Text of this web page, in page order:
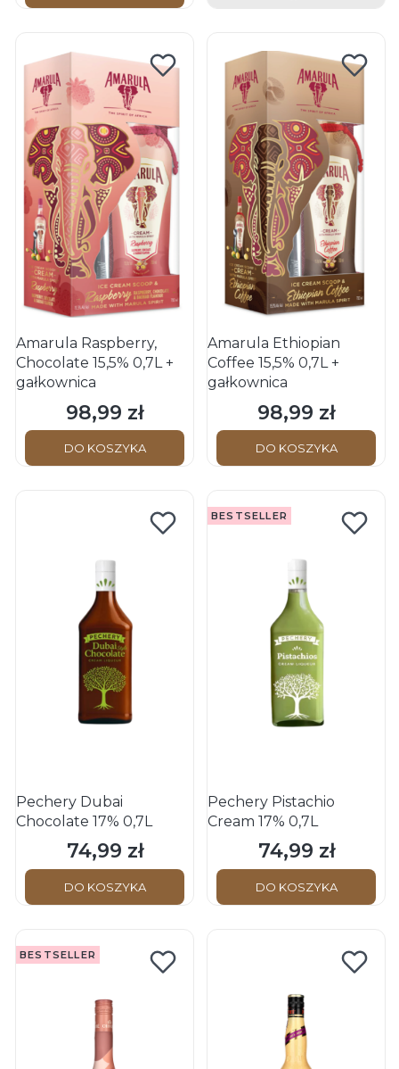
Amarula Raspberry,
Chocolate 15,5% 0,7L +
gałkownica
Cena
98,99 zł
DO KOSZYKA
Amarula Ethiopian
Coffee 15,5% 0,7L +
gałkownica
Cena
98,99 zł
DO KOSZYKA
Pechery Dubai
Chocolate 17% 0,7L
Cena
74,99 zł
DO KOSZYKA
BESTSELLER
Pechery Pistachio
Cream 17% 0,7L
Cena
74,99 zł
DO KOSZYKA
BESTSELLER